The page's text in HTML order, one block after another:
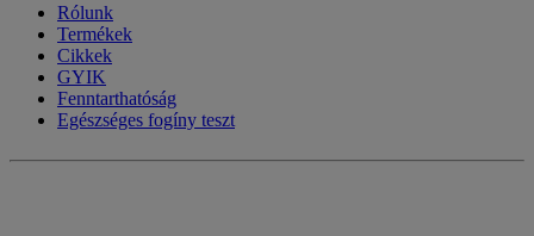
Rólunk
Termékek
Cikkek
GYIK
Fenntarthatóság
Egészséges fogíny teszt